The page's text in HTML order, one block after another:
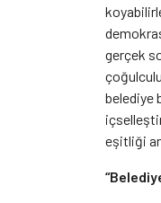
gerçek
belediye
eşitliği